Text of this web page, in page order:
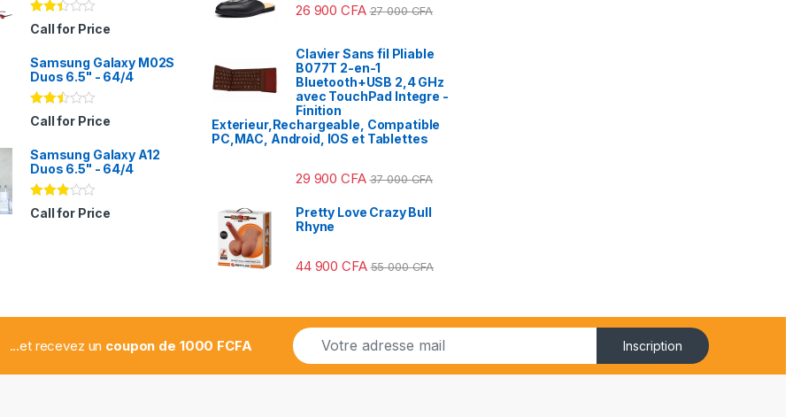
Note
2.31
5
Call for Price
Samsung Galaxy M02S
Duos 6.5" - 64/4
Note
2.41
5
Call for Price
Samsung Galaxy A12
Duos 6.5" - 64/4
Note
2.78
Call for Price
26 900CFA 27 000CFA
Clavier Sans fil Pliable
B077T 2-en-1
Bluetooth+USB 2,4 GHz
avec TouchPad Integre -
Finition
Exterieur,Rechargeable, Compatible
PC,MAC, Android, IOS et Tablettes
29 900CFA 37 000CFA
Pretty Love Crazy Bull
Rhyne
44 900CFA 55 000CFA
...et recevez un coupon de 1000 FCFA
E
m
a
Inscription